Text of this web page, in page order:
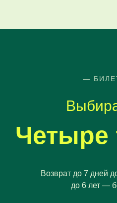
Финал
12:00
Мастер-
—
Четыре
Возврат до 7 дней
до 6 лет —